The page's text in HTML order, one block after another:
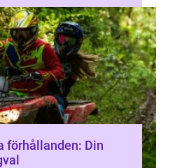
förhållanden: Din